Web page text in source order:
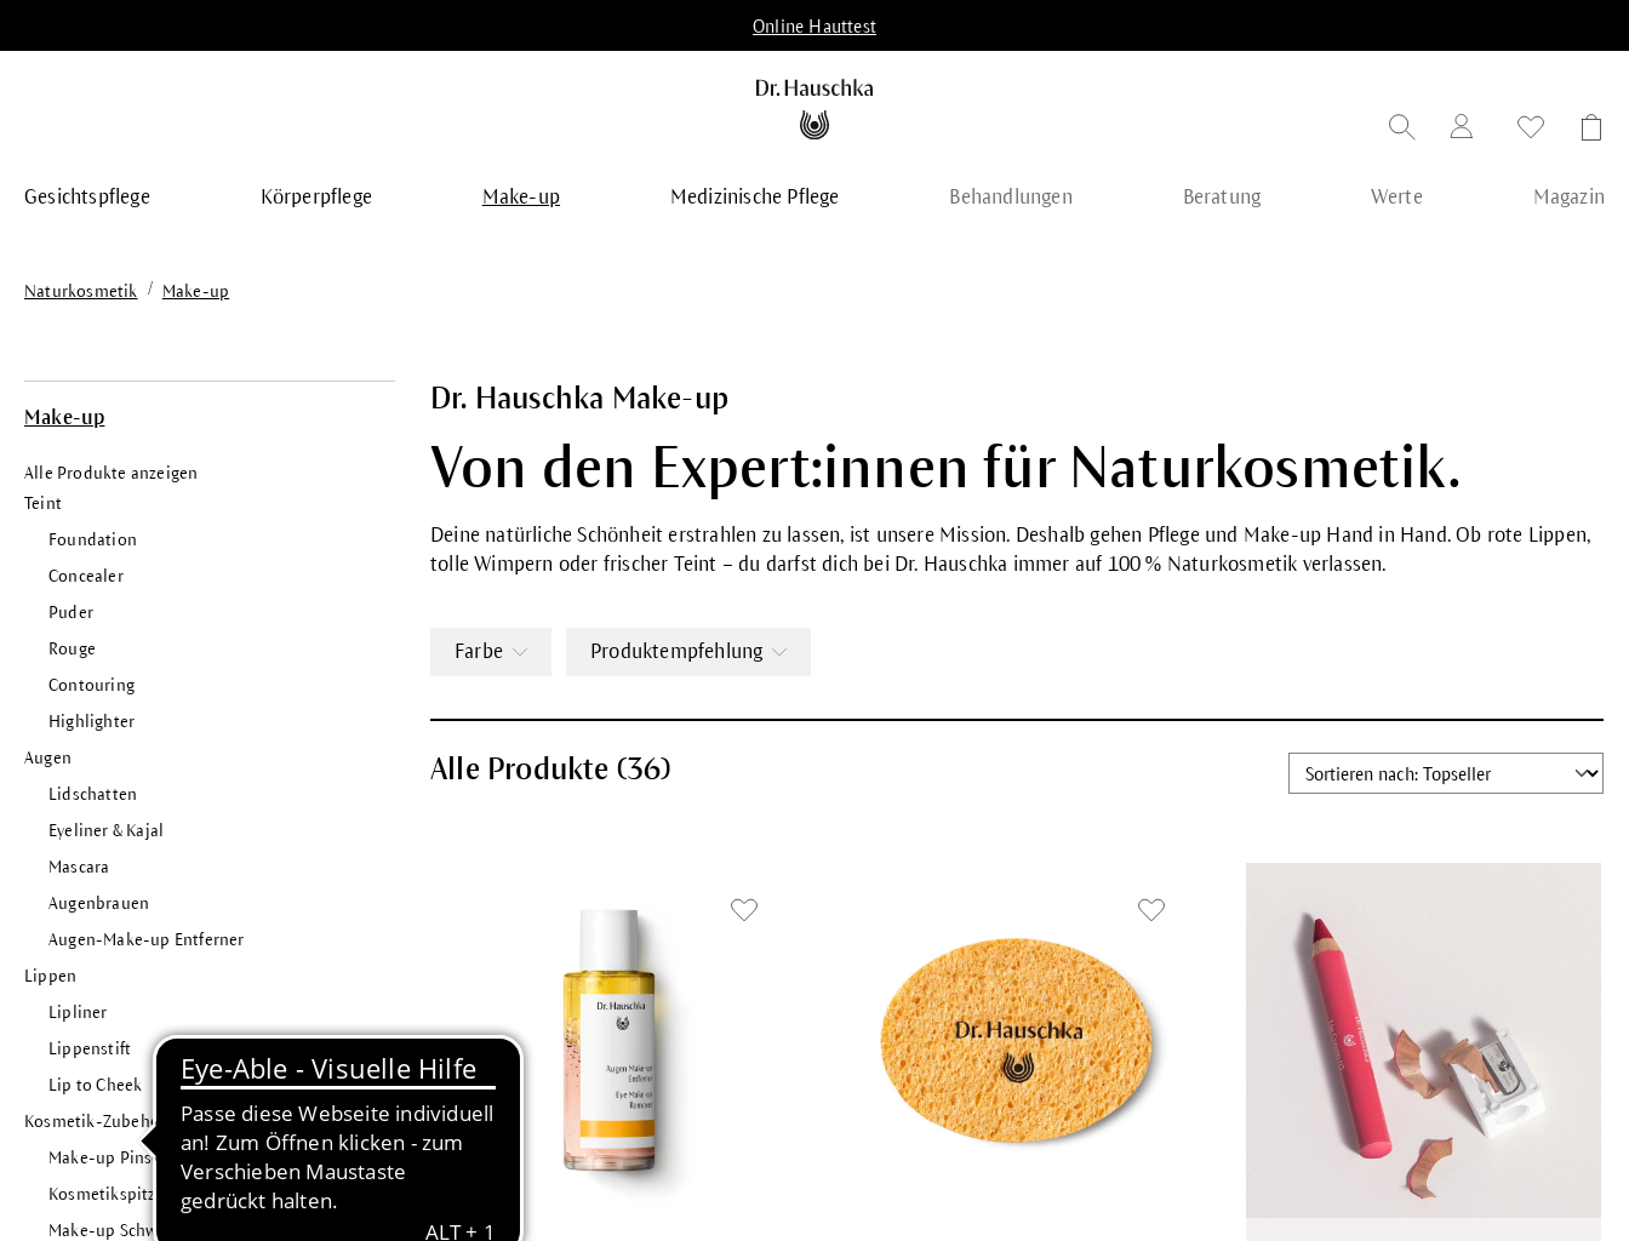
Online Hauttest
Gesichtspflege Körperpflege Make-up Medizinische Pflege Behandlungen Beratung Werte Magazin
Naturkosmetik / Make-up
Make-up
Alle Produkte anzeigen
Teint
Foundation
Concealer
Puder
Rouge
Contouring
Highlighter
Augen
Lidschatten
Eyeliner & Kajal
Mascara
Augenbrauen
Augen-Make-up Entferner
Lippen
Lipliner
Lippenstift
Lip to Cheek
Kosmetik-Zubehör
Make-up Pinsel
Kosmetikspitzer
Make-up Schwamm
Dr. Hauschka Make-up
Von den Expert:innen für Naturkosmetik.
Deine natürliche Schönheit erstrahlen zu lassen, ist unsere Mission. Deshalb gehen Pflege und Make-up Hand in Hand. Ob rote Lippen,
tolle Wimpern oder frischer Teint – du darfst dich bei Dr. Hauschka immer auf 100 % Naturkosmetik verlassen.
Farbe Produktempfehlung
Alle Produkte (36)